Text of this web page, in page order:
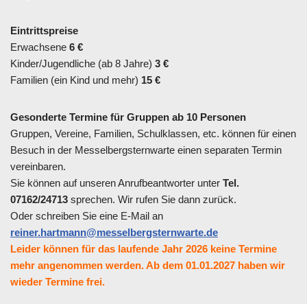
Eintrittspreise
Erwachsene 6 €
Kinder/Jugendliche (ab 8 Jahre) 3 €
Familien (ein Kind und mehr) 15 €
Gesonderte Termine für Gruppen ab 10 Personen
Gruppen, Vereine, Familien, Schulklassen, etc. können für einen
Besuch in der Messelbergsternwarte einen separaten Termin
vereinbaren.
Sie können auf unseren Anrufbeantworter unter Tel.
07162/24713 sprechen. Wir rufen Sie dann zurück.
Oder schreiben Sie eine E-Mail an
reiner.hartmann@messelbergsternwarte.de
Leider können für das laufende Jahr 2026 keine Termine
mehr angenommen werden. Ab dem 01.01.2027 haben wir
wieder Termine frei.